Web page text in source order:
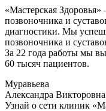
«Мастерская
позвоночника и
диагностики. Мы
позвоночника и
За 22 года работы мы
60 тысяч пациентов.
Муравьева
Александра Викторовна
Узнай о сети клиник